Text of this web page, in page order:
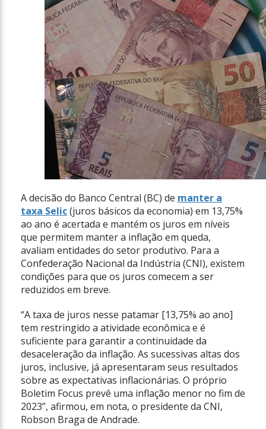
A decisão do Banco Central (BC) de manter a
taxa Selic(juros básicos da economia) em 13,75%
ao ano é acertada e mantém os juros em níveis
que permitem manter a inflação em queda,
avaliam entidades do setor produtivo. Para a
Confederação Nacional da Indústria (CNI), existem
condições para que os juros comecem a ser
reduzidos em breve.
“A taxa de juros nesse patamar [13,75% ao ano]
tem restringido a atividade econômica e é
suficiente para garantir a continuidade da
desaceleração da inflação. As sucessivas altas dos
juros, inclusive, já apresentaram seus resultados
sobre as expectativas inflacionárias. O próprio
Boletim Focus prevê uma inflação menor no fim de
2023”, afirmou, em nota, o presidente da CNI,
Robson Braga de Andrade.